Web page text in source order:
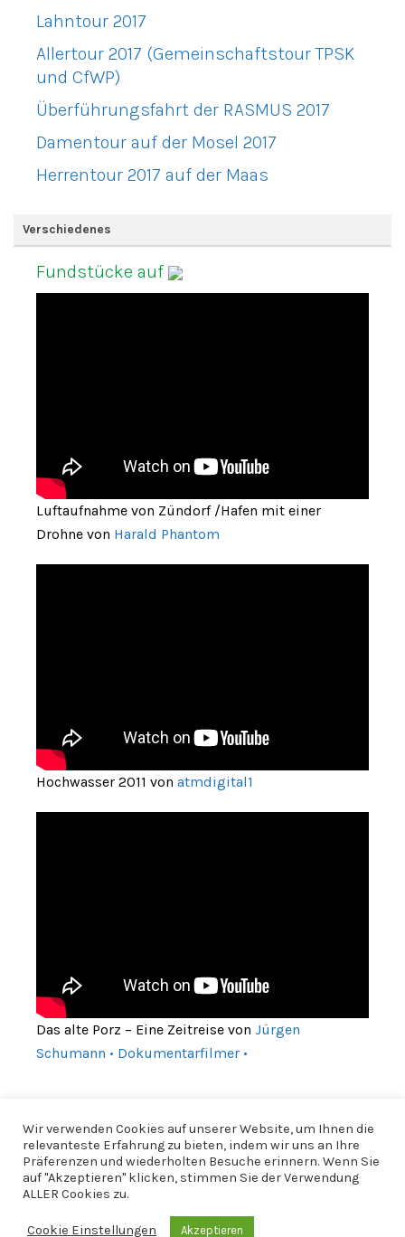
Lahntour 2017
Allertour 2017 (Gemeinschaftstour TPSK
und CfWP)
Überführungsfahrt der RASMUS 2017
Damentour auf der Mosel 2017
Herrentour 2017 auf der Maas
Verschiedenes
Fundstücke auf
Luftaufnahme von Zündorf /Hafen mit einer
Drohne von Harald Phantom
Hochwasser 2011 von atmdigital1
Das alte Porz – Eine Zeitreise von Jürgen
Schumann • Dokumentarfilmer •
Wir verwenden Cookies auf unserer Website, um Ihnen die
relevanteste Erfahrung zu bieten, indem wir uns an Ihre
Präferenzen und wiederholten Besuche erinnern. Wenn Sie
auf "Akzeptieren" klicken, stimmen Sie der Verwendung
ALLER Cookies zu.
Cookie Einstellungen Akzeptieren